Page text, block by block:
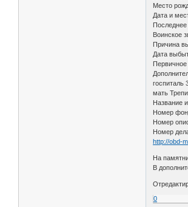
Место
Дата и
Воинское
Причина
Дата
госпиталь
мать
Название
Номер
Номер
Номер
http://obd-
На
В
0